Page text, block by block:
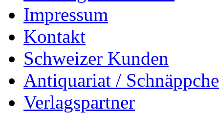
Impressum
Kontakt
Schweizer Kunden
Antiquariat /
Verlagspartner